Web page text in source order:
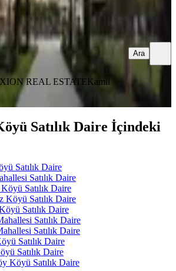
REAL ESTATEKamil
Ara
Satılık Daire İçindeki
Satılık Daire
Satılık Daire
Satılık Daire
Köyü Satılık Daire
Satılık Daire
Satılık Daire
Satılık Daire
Satılık Daire
Satılık Daire
Köyü Satılık Daire